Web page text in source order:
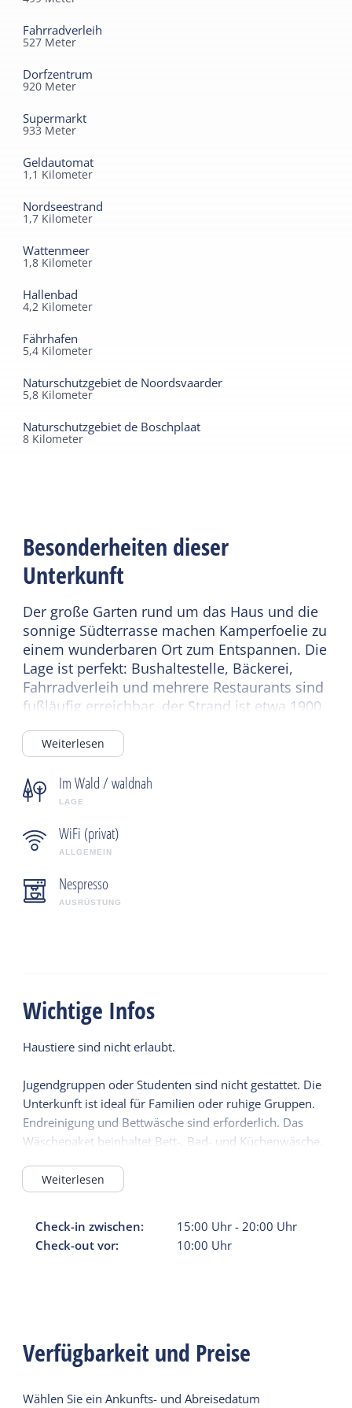
Fahrradverleih
527 Meter
Dorfzentrum
920 Meter
Supermarkt
933 Meter
Geldautomat
1,1 Kilometer
Nordseestrand
1,7 Kilometer
Wattenmeer
1,8 Kilometer
Hallenbad
4,2 Kilometer
Fährhafen
5,4 Kilometer
Naturschutzgebiet de Noordsvaarder
5,8 Kilometer
Naturschutzgebiet de Boschplaat
8 Kilometer
Besonderheiten dieser
Unterkunft
Der große Garten rund um das Haus und die
sonnige Südterrasse machen Kamperfoelie zu
einem wunderbaren Ort zum Entspannen. Die
Lage ist perfekt: Bushaltestelle, Bäckerei,
Fahrradverleih und mehrere Restaurants sind
fußläufig erreichbar, der Strand ist etwa 1900
Weiterlesen
Im Wald / waldnah
LAGE
WiFi (privat)
ALLGEMEIN
Nespresso
AUSRÜSTUNG
Wichtige Infos
Haustiere sind nicht erlaubt.
Jugendgruppen oder Studenten sind nicht gestattet. Die
Unterkunft ist ideal für Familien oder ruhige Gruppen.
Endreinigung und Bettwäsche sind erforderlich. Das
Wäschepaket beinhaltet Bett-, Bad- und Küchenwäsche.
Kampofoelie ist eine Nichtraucherunterkunft, sodass
Weiterlesen
Check-in zwischen: 15:00 Uhr -20:00 Uhr
Check-out vor:
10:00 Uhr
Verfügbarkeit und Preise
Wählen Sie ein Ankunfts- und Abreisedatum